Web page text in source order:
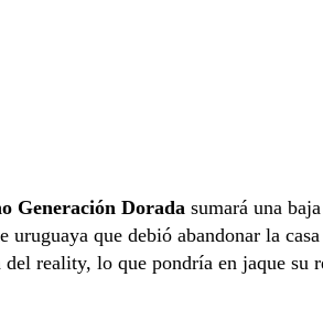
Generación Dorada sumará una
uruguaya que debió abandonar la casa
reality, lo que pondría en jaque su